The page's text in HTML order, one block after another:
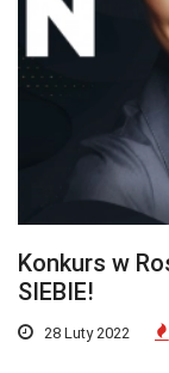
Konkurs w
SIEBIE!
28 Luty 2022